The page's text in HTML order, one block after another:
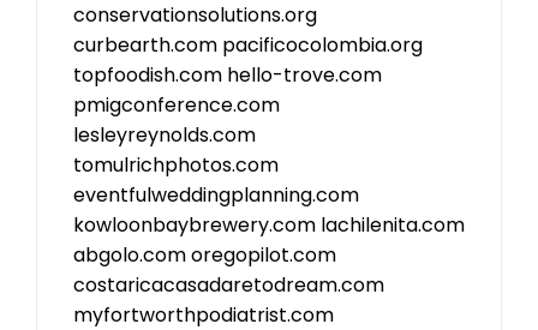
conservationsolutions.org
curbearth.com pacificocolombia.org
topfoodish.com hello-trove.com
pmigconference.com
lesleyreynolds.com
tomulrichphotos.com
eventfulweddingplanning.com
kowloonbaybrewery.com lachilenita.com
abgolo.comoregopilot.com
costaricacasadaretodream.com
myfortworthpodiatrist.com